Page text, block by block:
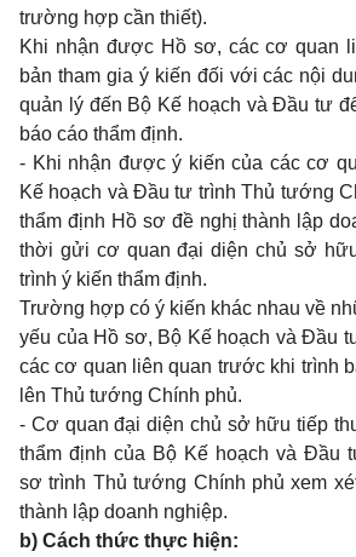
trường hợp cần thiết).
Khi nhận được Hồ sơ, các cơ quan
bản tham gia ý kiến đối với các nội
quản lý đến Bộ Kế hoạch và Đầu tư
báo cáo thẩm định.
- Khi nhận được ý kiến của các cơ
Kế hoạch và Đầu tư trình Thủ tướng
thẩm định Hồ sơ đề nghị thành lập
thời gửi cơ quan đại diện chủ sở
trình ý kiến thẩm định.
Trường hợp có ý kiến khác nhau về
yếu của Hồ sơ, Bộ Kế hoạch và Đầu
các cơ quan liên quan trước khi trình
lên Thủ tướng Chính phủ.
- Cơ quan đại diện chủ sở hữu tiếp
thẩm định của Bộ Kế hoạch và Đầu
sơ trình Thủ tướng Chính phủ xem
thành lập doanh nghiệp.
b) Cách thức thực hiện: